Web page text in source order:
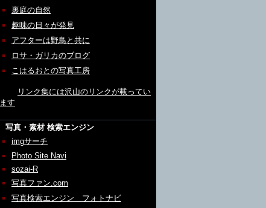
裏庭の自然
趣味の日々が発見
アフターは野鳥と共に
ロサ・ガリカのブログ
こはるおとの写真工房
リンク集には沢山のリンクが載ってい
ます
写真・素材 検索エンジン
imgサーチ
Photo Site Navi
sozai-R
写真ファン.com
写真検索エンジン フォトナビ